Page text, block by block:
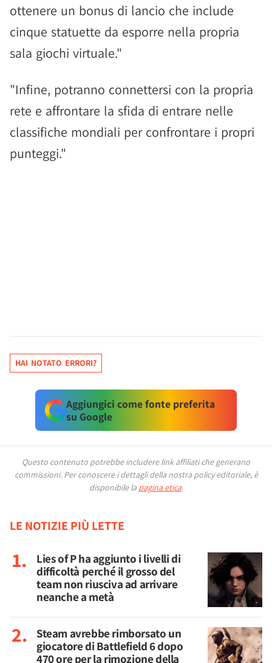
ottenere un bonus di lancio che include
cinque statuette da esporre nella propria
sala giochi virtuale."
"Infine, potranno connettersi con la propria
rete e affrontare la sfida di entrare nelle
classifiche mondiali per confrontare i propri
punteggi."
HAI NOTATO ERRORI?
Aggiungici come fonte preferita
su Google
Questo contenuto potrebbe includere link affiliati che generano
commissioni. Per conoscere i dettagli della nostra policy editoriale, è
disponibile la pagina etica.
LE NOTIZIE PIÙ LETTE
Lies of P ha aggiunto i livelli di
difficoltà perché il grosso del
team non riusciva ad arrivare
neanche a metà
Steam avrebbe rimborsato un
giocatore di Battlefield 6 dopo
470 ore per la rimozione della